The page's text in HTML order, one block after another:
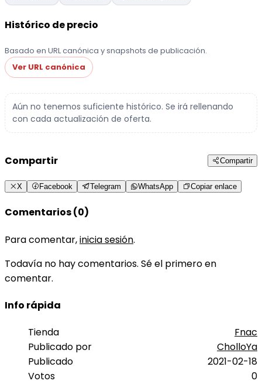
Histórico de precio
Basado en URL canónica y snapshots de publicación.
Ver URL canónica
Aún no tenemos suficiente histórico. Se irá rellenando
con cada actualización de oferta.
Compartir Compartir
X Facebook Telegram WhatsApp Copiar enlace
Comentarios (0)
Para comentar,inicia sesión.
Todavía no hay comentarios. Sé el primero en
comentar.
Info rápida
Tienda
Fnac
Publicado por
CholloYa
Publicado
2021-02-18
Votos
0